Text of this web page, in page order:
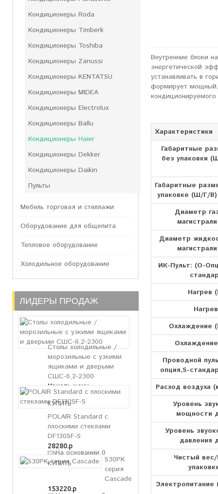
Кондиционеры Roda
Кондиционеры Timberk
Кондиционеры Toshiba
Кондиционеры Zanussi
Кондиционеры KENTATSU
Кондиционеры MIDEA
Кондиционеры Electrolux
Кондиционеры Ballu
Кондиционеры Haier
Кондиционеры Dekker
Кондиционеры Daikin
Пульты
Мебель торговая и стеллажи
Оборудование для общепита
Тепловое оборудование
Холодильное оборудование
ЛИДЕРЫ ПРОДАЖ
Столы холодильные /
морозильные с узкими
ящиками и дверьми
СШС-6,2-2300
Узнать цену
POLAIR Standard с
плоскими стеклами
DF130SF-S
28280.р
S30PK
серия
Cascade
153220.р
Внутренние блоки
энергетической
устанавливать в
формирует мощный,
Характеристики
Габаритные
без упаковки
Габаритные
упаковке (Ш/Г/
Диаметр
Диаметр
ИК-Пульт: (O-
Нагрев
Охлаждение
Проводной
опция,S-
Расход воздуха
Уровень
мощности
Уровень
давления
Чистый